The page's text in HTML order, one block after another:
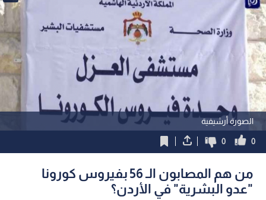
الصورة أرشيفية
0
0
من هم المصابون الـ 56 بفيروس كورونا
"عدو البشرية" في الأردن؟